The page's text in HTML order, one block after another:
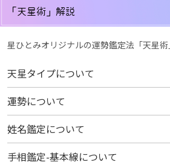
「天星術」解説
星ひとみオリジナルの運勢鑑定法「天星術
天星タイプについて
運勢について
姓名鑑定について
手相鑑定-基本線について